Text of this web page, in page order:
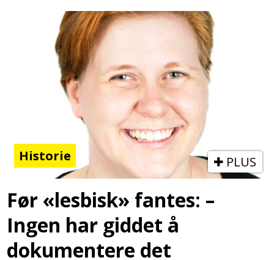
Historie PLUS
Før «lesbisk» fantes: –
Ingen har giddet å
dokumentere det